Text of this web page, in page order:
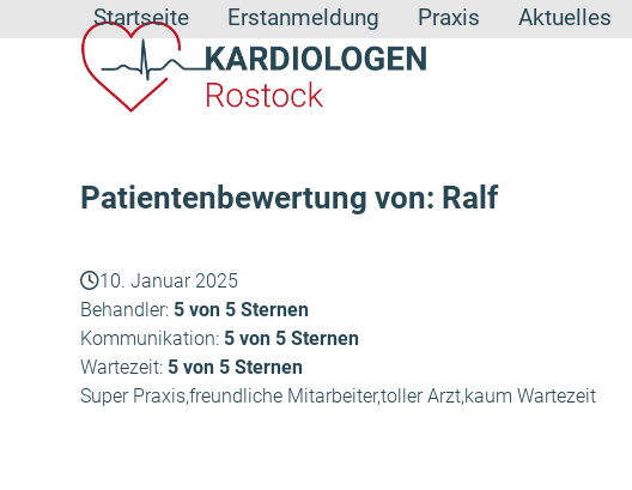
to
Startseite Erstanmeldung Praxis Aktuelles
Patientenbewertung von: Ralf
10. Januar 2025
Behandler: 5 von 5 Sternen
Kommunikation: 5 von 5 Sternen
Wartezeit: 5 von 5 Sternen
Super Praxis,freundliche Mitarbeiter,toller Arzt,kaum Wartezeit